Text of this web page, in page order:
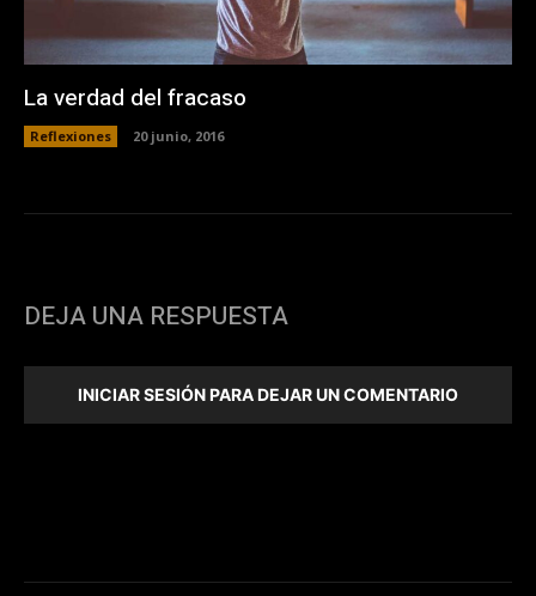
La verdad del fracaso
Reflexiones 20 junio, 2016
DEJA UNA RESPUESTA
INICIAR SESIÓN PARA DEJAR UN COMENTARIO